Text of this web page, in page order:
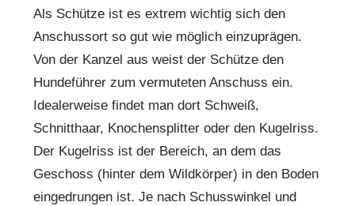
Als Schütze ist es extrem wichtig sich den
Anschussort so gut wie möglich einzuprägen.
Von der Kanzel aus weist der Schütze den
Hundeführer zum vermuteten Anschuss ein.
Idealerweise findet man dort Schweiß,
Schnitthaar, Knochensplitter oder den Kugelriss.
Der Kugelriss ist der Bereich, an dem das
Geschoss (hinter dem Wildkörper) in den Boden
eingedrungen ist. Je nach Schusswinkel und